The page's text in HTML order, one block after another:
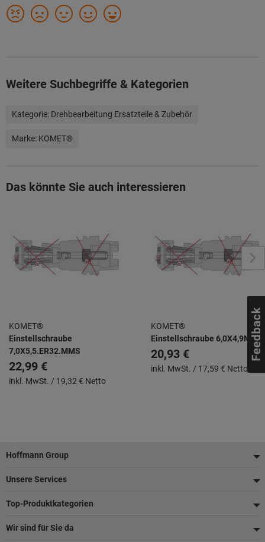
Weitere Suchbegriffe & Kategorien
Kategorie: Drehbearbeitung Ersatzteile & Zubehör
Marke: KOMET®
Das könnte Sie auch interessieren
KOMET®
Einstellschraube
7,0X5,5.ER32.MMS
22,99 €
inkl. MwSt. / 19,32 € Netto
KOMET®
Einstellschraube 6,0X4,9MMS
20,93 €
inkl. MwSt. / 17,59 € Netto
Fußzeile
Hoffmann Group
Unsere Services
Top-Produktkategorien
Wir sind für Sie da